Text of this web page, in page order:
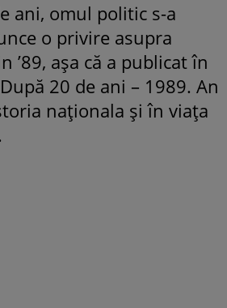
ani, omul politic s-a
o privire asupra
’89, aşa că a publicat în
20 de ani – 1989. An
naţionala şi în viaţa